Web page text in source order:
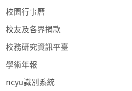
校園行事曆
校友及各界捐款
校務研究資訊平臺
學術年報
ncyu識別系統